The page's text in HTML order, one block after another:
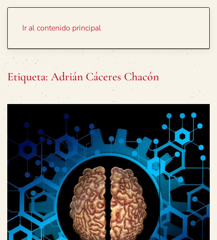
Ir al contenido principal
Etiqueta: Adrián Cáceres Chacón